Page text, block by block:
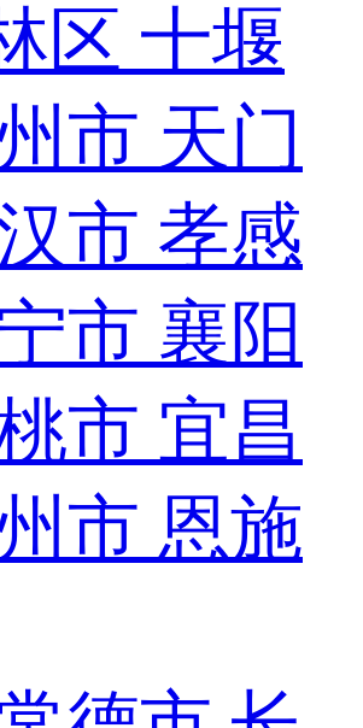
区 十堰
市 天门
市 孝感
市 襄阳
市 宜昌
市 恩施